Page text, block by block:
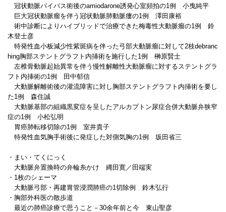
冠状動脈バイパス術後のamiodarone誘発心室頻拍の1例 小曳純平
巨大冠状動脈瘤を伴う冠状動脈肺動脈瘻の1例 澤田康裕
術中診断によりハイブリッドで治療できた梅毒性大動脈瘤の1例 鈴
木登士彦
特発性血小板減少性紫斑病を伴った弓部大動脈瘤に対して2枝debranc
hing胸部ステントグラフト内挿術を施行した1例 榊原賢士
左椎骨動脈起始異常を伴う慢性解離性大動脈瘤に対するステントグラ
フト内挿術の1例 田中郁信
大動脈解離術後の灌流障害に対し胸部ステントグラフト内挿術を要し
た1例 森住誠
大動脈基部の組織黒変症を呈したアルカプトン尿症合併大動脈弁狭窄
症の1例 小松弘明
胃癌肺転移切除の1例 室井貴子
特発性血気胸手術後に発症した対側気胸の1例 坂田省三
・まい・てくにっく
大動脈弁置換時の弁輪糸かけ 縄田寛／田端実
・1枚のシェーマ
大動脈弓部・再建胃管浸潤肺癌の1切除例 鈴木弘行
・胸部外科医の散歩道
最近の肺癌診療で思うこと－30余年前と今 東山聖彦